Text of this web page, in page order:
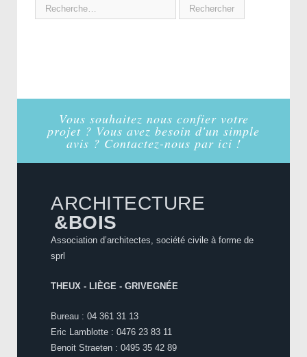
Vous souhaitez nous confier votre
projet ? Vous avez besoin d'un simple
avis ? Contactez-nous par ici !
ARCHITECTURE
&BOIS
Association d’architectes, société civile à forme de
sprl
THEUX - LIÈGE - GRIVEGNÉE
Bureau : 04 361 31 13
Eric Lamblotte : 0476 23 83 11
Benoit Straeten : 0495 35 42 89